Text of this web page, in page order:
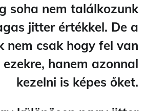
soha nem találkozunk
jitter értékkel. De a
nem csak hogy fel van
hanem azonnal
kezelni is képes őket.